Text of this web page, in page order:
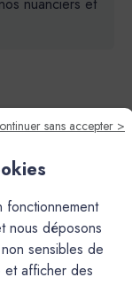
sans accepter >
fonctionnement
nous déposons
sensibles de
et afficher des